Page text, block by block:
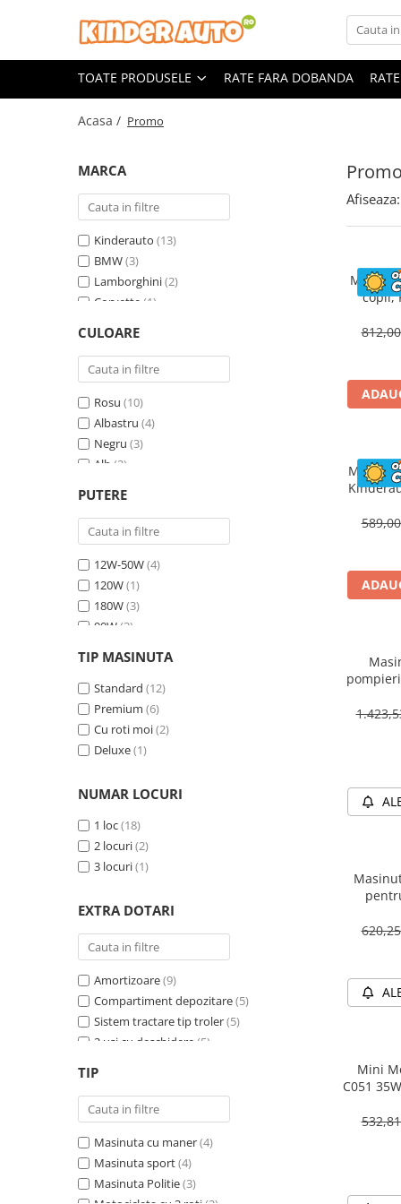
Toate Produsele
Produse in stoc
Masinute electrice
ATV & UTV Electrice
Vehicule electrice adulti
Vehicule speciale copii
Motociclete Drift-Trike
Masinute electrice Mercedes
Masinute electrice tip SUV
Piese & Accesorii
Jucarii RC cu telecomanda
TOATE PRODUSELE RATE FARA DOBANDA
Acasa / Promo
Promo
MARCA
Kinderauto (13)
BMW(3)
Lamborghini(2)
Corvette (1)
Mercedes
CULOARE
Rosu (10)
Albastru (4)
Negru (3)
Alb (2)
Galben
PUTERE
12W-50W(4)
120W(1)
180W(3)
90W (3)
30W (1)
60W(2)
TIP MASINUTA
Standard (12)
Premium (6)
Cu roti moi(2)
Deluxe(1)
NUMAR LOCURI
1 loc(18)
2 locuri(2)
3 locuri(1)
EXTRA DOTARI
Amortizoare(9)
Compartiment depozitare(5)
Sistem tractare tip troler(5)
2 usi cu deschidere (5)
Schimbator viteza
Bluetooth(4)
Baterie detasabila(3)
Megafon (2)
4X4 (2)
TIP
Masinuta cu maner(4)
Masinuta sport(4)
Masinuta Politie(3)
Afiseaza:
copii,
Mini
C051